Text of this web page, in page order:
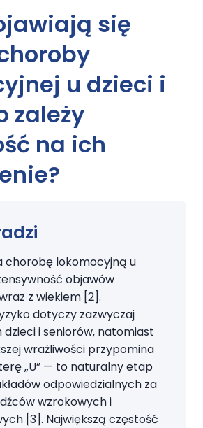
się
u dzieci i
zależy
na ich
chorobę lokomocyjną u
objawów
z wiekiem [2].
dotyczy zazwyczaj
dzieci i seniorów, natomiast
wrażliwości przypomina
„U” — to naturalny etap
odpowiedzialnych za
wzrokowych i
[3]. Największą częstość